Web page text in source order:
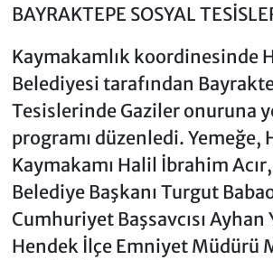
BAYRAKTEPE SOSYAL
Kaymakamlık koordinesinde
Belediyesi tarafından
Tesislerinde Gaziler onuruna
programı düzenledi. Yemeğe,
Kaymakamı Halil İbrahim
Belediye Başkanı Turgut
Cumhuriyet Başsavcısı Ayhan
Hendek İlçe Emniyet Müdürü